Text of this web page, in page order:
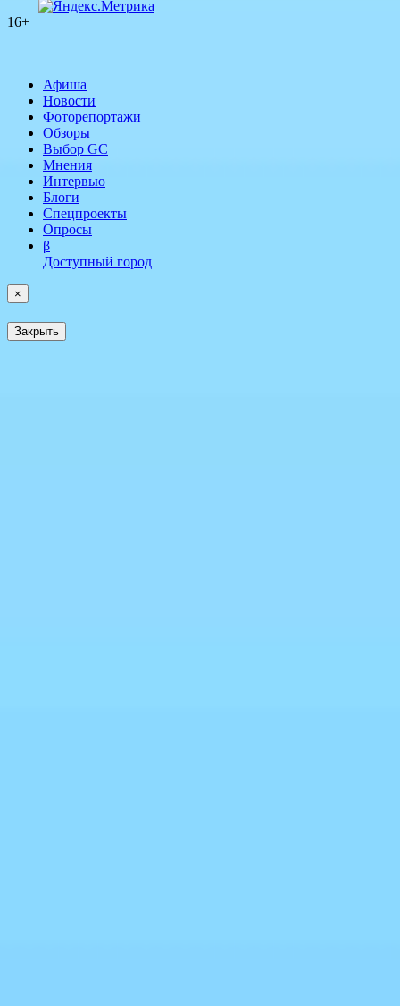
16+
Афиша
Новости
Фоторепортажи
Обзоры
Выбор GC
Мнения
Интервью
Блоги
Спецпроекты
Опросы
β
Доступный город
×
Закрыть